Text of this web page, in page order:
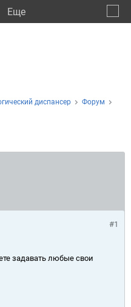
Eще
диспансер
Форум
#1
задавать любые свои